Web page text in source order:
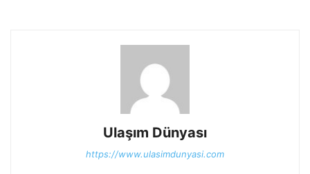
Ulaşım Dünyası
https://www.ulasimdunyasi.com